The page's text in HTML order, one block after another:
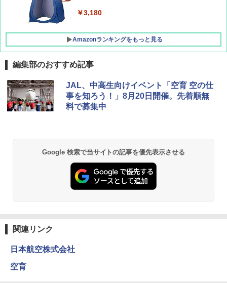
テント PATCW-200B エクルベージュ
￥15,990
￥3,180
Amazonランキングをもっと見る
編集部のおすすめ記事
JAL、中高生向けイベント「空育 空の仕
事を知ろう！」8月20日開催。先着順無
料で募集中
Google 検索で当サイトの記事を優先表示させる
関連リンク
日本航空株式会社
空育